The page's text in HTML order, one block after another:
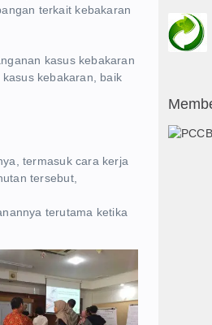
terkait kebakaran
kasus kebakaran
kebakaran, baik
termasuk cara kerja
tersebut,
terutama ketika